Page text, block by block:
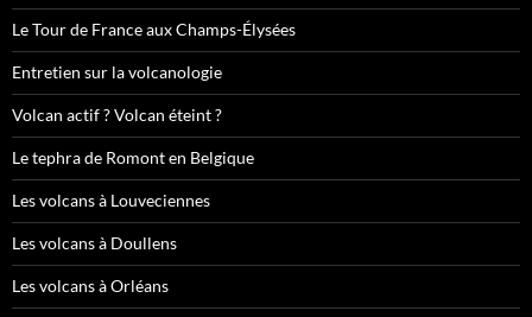
Le Tour de France aux Champs-Élysées
Entretien sur la volcanologie
Volcan actif ? Volcan éteint ?
Le tephra de Romont en Belgique
Les volcans à Louveciennes
Les volcans à Doullens
Les volcans à Orléans